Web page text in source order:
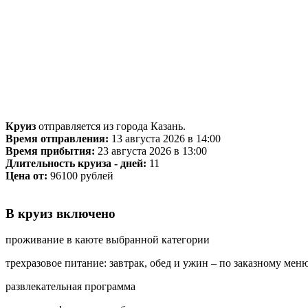
Круиз отправляется из города Казань.
Время отправления: 13 августа 2026 в 14:00
Время прибытия: 23 августа 2026 в 13:00
Длительность круиза - дней: 11
Цена от: 96100 рублей
В круиз включено
проживание в каюте выбранной категории
трехразовое питание: завтрак, обед и ужин – по заказному
развлекательная программа